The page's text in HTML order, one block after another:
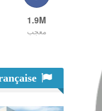
1.9M
معجب